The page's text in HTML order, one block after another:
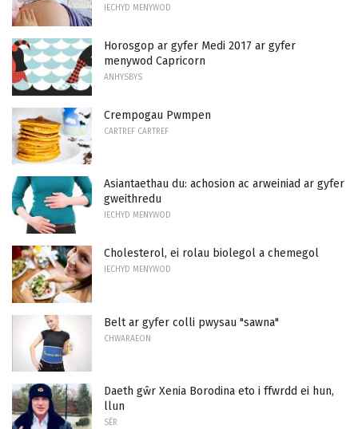
IECHYD MENYWOD
Horosgop ar gyfer Medi 2017 ar gyfer
menywod Capricorn
ANHYSBYS
Crempogau Pwmpen
CARTREF CARTREF
Asiantaethau du: achosion ac arweiniad ar gyfer
gweithredu
IECHYD MENYWOD
Cholesterol, ei rolau biolegol a chemegol
IECHYD MENYWOD
Belt ar gyfer colli pwysau "sawna"
CHWARAEON
Daeth gŵr Xenia Borodina eto i ffwrdd ei hun,
llun
SÊR